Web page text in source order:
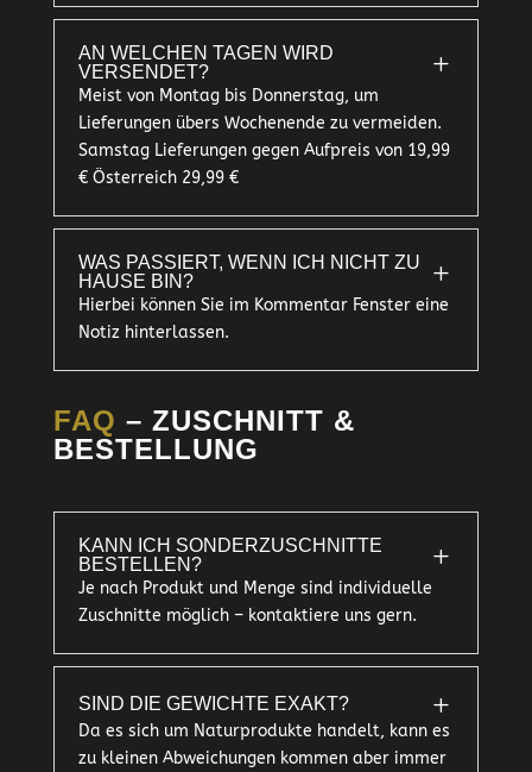
AN WELCHEN TAGEN WIRD
VERSENDET?
L
Meist von Montag bis Donnerstag, um
Lieferungen übers Wochenende zu vermeiden.
Samstag Lieferungen gegen Aufpreis von 19,99
€ Österreich 29,99 €
WAS PASSIERT, WENN ICH NICHT ZU
HAUSE BIN?
L
Hierbei können Sie im Kommentar Fenster eine
Notiz hinterlassen.
FAQ – ZUSCHNITT &
BESTELLUNG
KANN ICH SONDERZUSCHNITTE
BESTELLEN?
L
Je nach Produkt und Menge sind individuelle
Zuschnitte möglich – kontaktiere uns gern.
SIND DIE GEWICHTE EXAKT? L
Da es sich um Naturprodukte handelt, kann es
zu kleinen Abweichungen kommen aber immer